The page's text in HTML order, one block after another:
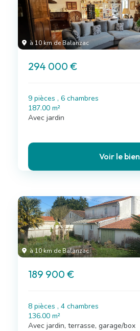
à 10 km de Balanzac
294 000 €
9 pièces , 6 chambres
187.00 m²
Avec jardin
Voir le bien
à 10 km de Balanzac
189 900 €
8 pièces , 4 chambres
136.00 m²
Avec jardin, terrasse, garage/box